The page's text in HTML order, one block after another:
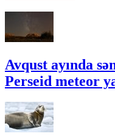
Avqust ayında
Perseid meteor